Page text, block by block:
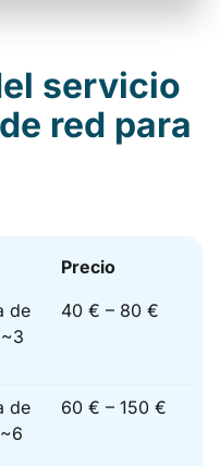
servicio
red para
Precio
de
40 € – 80 €
de
60 € – 150 €